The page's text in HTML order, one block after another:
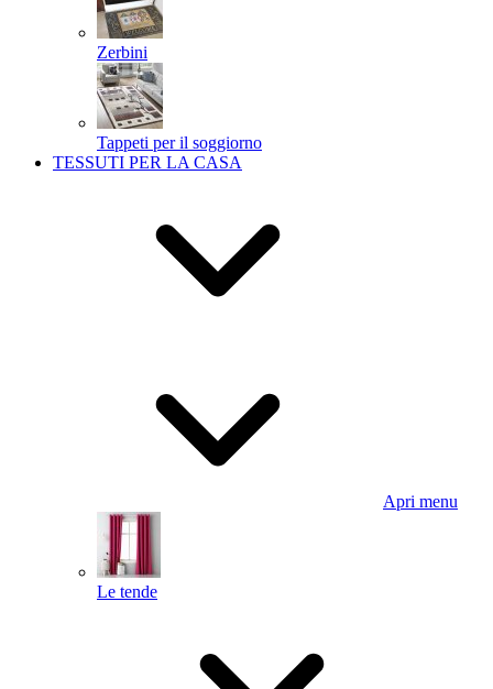
Zerbini
Tappeti per il soggiorno
TESSUTI PER LA CASA
Apri menu
Le tende